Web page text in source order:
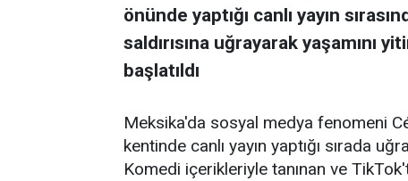
önünde yaptığı canlı yayın
saldırısına uğrayarak yaşamını
başlatıldı
Meksika'da sosyal medya fenomeni
kentinde canlı yayın yaptığı sırada
Komedi içerikleriyle tanınan ve